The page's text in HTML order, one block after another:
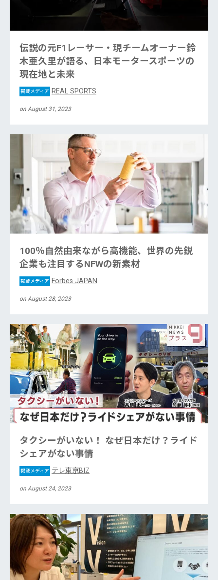
伝説の元F1レーサー・現チームオーナー鈴
木亜久里が語る、日本モータースポーツの
現在地と未来
掲載メディア REAL SPORTS
on August 31, 2023
100％自然由来ながら高機能、世界の先鋭
企業も注目するNFWの新素材
掲載メディア Forbes JAPAN
on August 28, 2023
タクシーがいない！ なぜ日本だけ？ライド
シェアがない事情
掲載メディア テレ東京BIZ
on August 24, 2023